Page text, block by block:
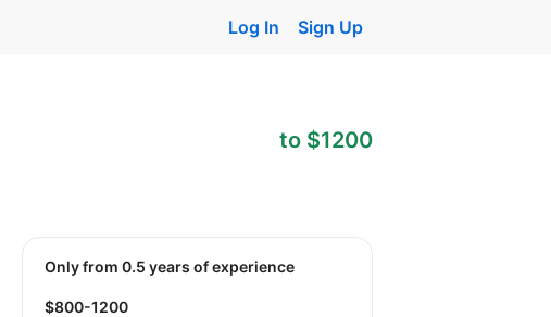
Log In Sign Up
to $1200
Only from 0.5 years of experience
$800-1200